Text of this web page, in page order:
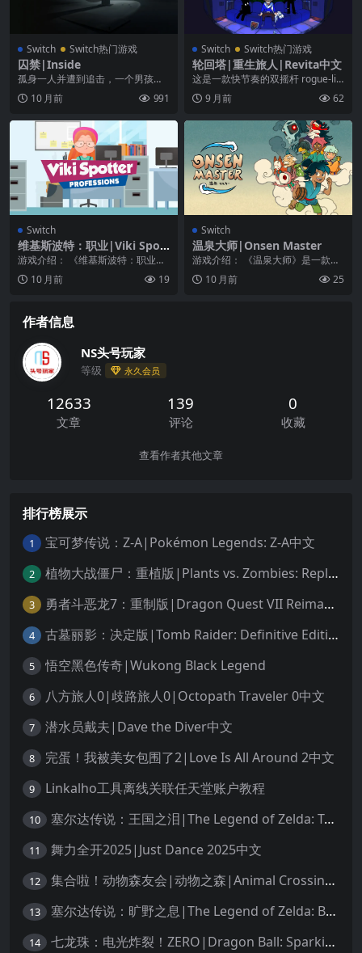
Switch Switch热门游戏
囚禁|Inside
孤身一人并遭到追击，一个男孩发
现自己深深陷入了一个黑暗计划。
10 月前 991
Switch Switch热门游戏
轮回塔|重生旅人|Revita中文
这是一款快节奏的双摇杆 rogue-lik
e 平台跳跃动作游戏。攀登一座阴
云笼罩...
9 月前 62
Switch
维基斯波特：职业|Viki Spott
er: Professions
游戏介绍： 《维基斯波特：职业》
在这个游戏中，您必须踏上进入成
人世界的旅程。与勇...
10 月前 19
Switch
温泉大师|Onsen Master
游戏介绍： 《温泉大师》是一款温
泉顾客管理游戏，玩家必须振兴整
个幻想中的伊萨岛的...
10 月前 25
作者信息
NS头号玩家
等级 永久会员
12633
文章
139
评论
0
收藏
查看作者其他文章
排行榜展示
1 宝可梦传说：Z-A|Pokémon Legends: Z-A中文
2 植物大战僵尸：重植版|Plants vs. Zombies: Replanted中文
3 勇者斗恶龙7：重制版|Dragon Quest VII Reimagined中文
4 古墓丽影：决定版|Tomb Raider: Definitive Edition中文
5 悟空黑色传奇|Wukong Black Legend
6 八方旅人0|歧路旅人0|Octopath Traveler 0中文
7 潜水员戴夫|Dave the Diver中文
8 完蛋！我被美女包围了2|Love Is All Around 2中文
9 Linkalho工具离线关联任天堂账户教程
10 塞尔达传说：王国之泪|The Legend of Zelda: Tears of the Kingdom中文
11 舞力全开2025|Just Dance 2025中文
12 集合啦！动物森友会|动物之森|Animal Crossing: New Horizons中文
13 塞尔达传说：旷野之息|The Legend of Zelda: Breath of the Wild中文
14 七龙珠：电光炸裂！ZERO|Dragon Ball: Sparking! Zero中文